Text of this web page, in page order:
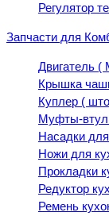
Регулятор
Запчасти для
Двигатель (
Крышка
Куплер (
Муфты-
Насадки
Ножи для
Прокладки
Редуктор
Ремень